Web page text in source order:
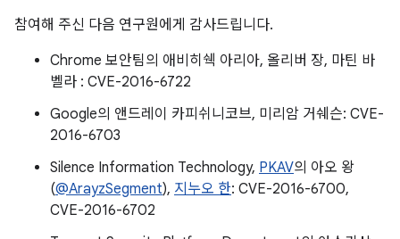
참여해 주신 다음 연구원에게 감사드립니다.
Chrome 보안팀의 애비히쉑 아리아, 올리버 장, 마틴 바
벨라 : CVE-2016-6722
Google의 앤드레이 카피쉬니코브, 미리암 거쉐슨: CVE-
2016-6703
Silence Information Technology, PKAV의 아오 왕
(@ArayzSegment), 지누오 한: CVE-2016-6700,
CVE-2016-6702